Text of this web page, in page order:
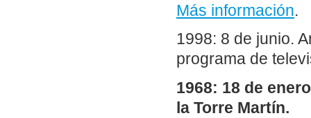
Más información.
1998: 8 de junio.
programa de
1968: 18 de
la Torre Martín.